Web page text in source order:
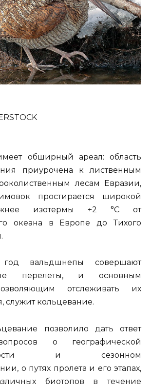
обширный ареал: область
приурочена к лиственным
лесам Евразии,
простирается широкой
изотермы +2 °С от
океана в Европе до Тихого
вальдшнепы совершают
перелеты, и основным
отслеживать их
служит кольцевание.
позволило дать ответ
о географической
и сезонном
о путях пролета и его этапах,
биотопов в течение